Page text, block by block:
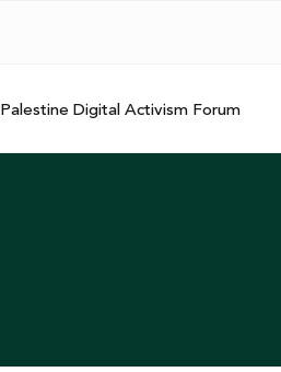
Palestine Digital Activism Forum